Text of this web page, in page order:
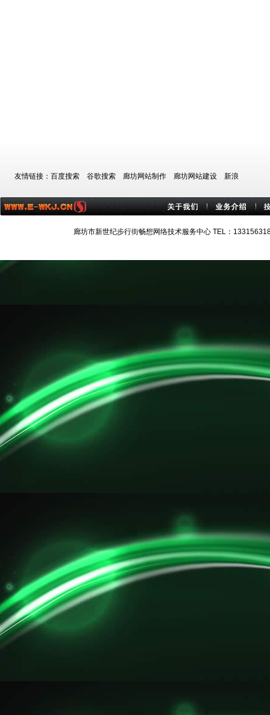
友情链接： 百度搜索 谷歌搜索 廊坊网站制作 廊坊网站建设 新浪
廊坊市新世纪步行街畅想网络技术服务中心 TEL：